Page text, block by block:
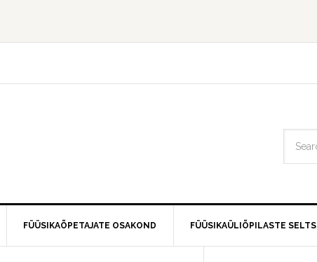
FÜÜSIKAÕPETAJATE OSAKOND FÜÜSIKAÜLIÕPILASTE SELTS